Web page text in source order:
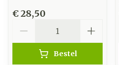
€ 28,50
Bestel